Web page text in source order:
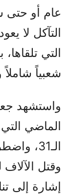
عام أو حتى
التآكل لا
التي
شعبياً
واستشهد
الماضي
الـ31،
وقتل
إشارة إلى